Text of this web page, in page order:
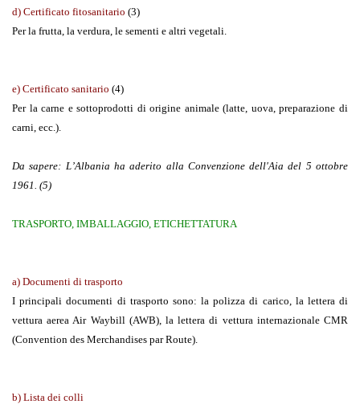
d) Certificato fitosanitario (3)
Per la frutta, la verdura, le sementi e altri vegetali.
e) Certificato sanitario (4)
Per la carne e sottoprodotti di origine animale (latte, uova, preparazione di
carni, ecc.).
Da sapere: L’Albania ha aderito alla Convenzione dell'Aia del 5 ottobre
1961. (5)
TRASPORTO, IMBALLAGGIO, ETICHETTATURA
a) Documenti di trasporto
I principali documenti di trasporto sono: la polizza di carico, la lettera di
vettura aerea Air Waybill (AWB), la lettera di vettura internazionale CMR
(Convention des Merchandises par Route).
b) Lista dei colli